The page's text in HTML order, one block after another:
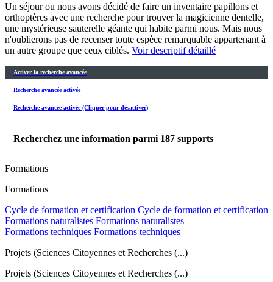
Un séjour ou nous avons décidé de faire un inventaire papillons et
orthoptères avec une recherche pour trouver la magicienne dentelle,
une mystérieuse sauterelle géante qui habite parmi nous. Mais nous
n'oublierons pas de recenser toute espèce remarquable appartenant à
un autre groupe que ceux ciblés. Voir descriptif détaillé
Activer la recherche avancée
Recherche avancée activée
Recherche avancée activée (Cliquer pour désactiver)
Recherchez une information parmi 187 supports
Formations
Formations
Cycle de formation et certification Cycle de formation et certification
Formations naturalistes Formations naturalistes
Formations techniques Formations techniques
Projets (Sciences Citoyennes et Recherches (...)
Projets (Sciences Citoyennes et Recherches (...)